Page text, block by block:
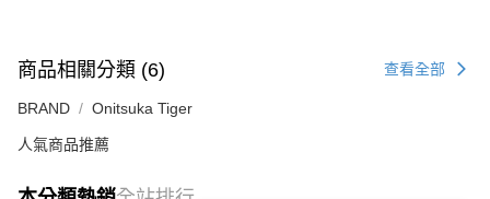
商品相關分類 (6) 查看全部
BRAND Onitsuka Tiger
人氣商品推薦